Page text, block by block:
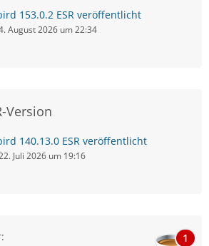
153.0.2 ESR veröffentlicht
August 2026 um 22:34
Version
140.13.0 ESR veröffentlicht
Juli 2026 um 19:16
1